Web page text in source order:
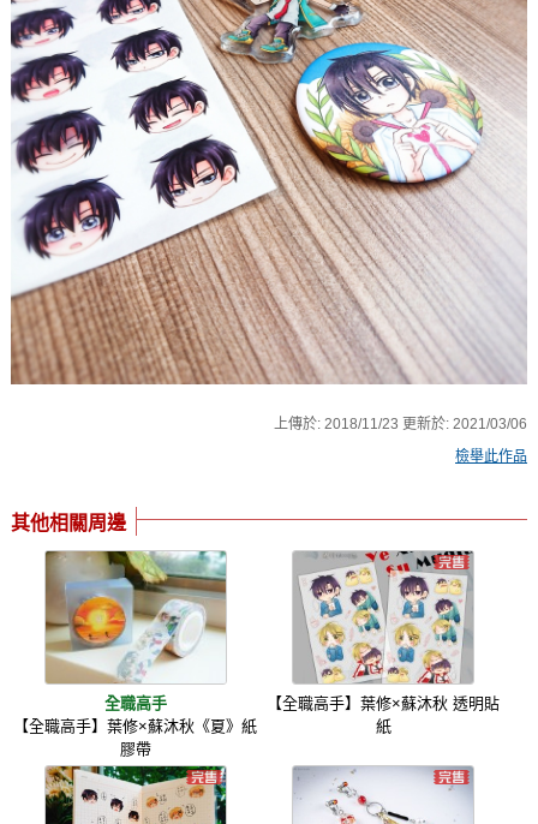
上傳於:2018/11/23 更新於:2021/03/06
檢舉此作品
其他相關周邊
全職高手
【全職高手】葉修×蘇沐秋《夏》紙
膠帶
【全職高手】葉修×蘇沐秋 透明貼
紙